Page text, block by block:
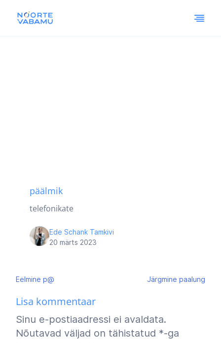
päälmik
telefonikate
Ede Schank Tamkivi
20 märts 2023
Navigeerimine
Eelmine p@ Järgmine paalung
Lisa kommentaar
Sinu e-postiaadressi ei avaldata.
Nõutavad väljad on tähistatud *-ga